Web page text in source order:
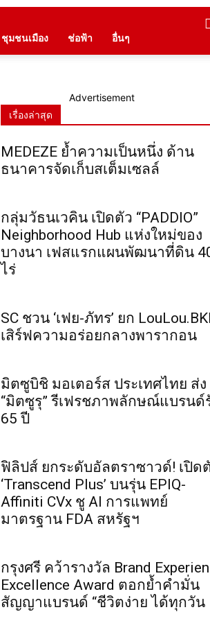
ชุมชนเมือง ช่อฟ้า อื่นๆ
Advertisement
เรื่องล่าสุด
MEDEZE ย้ำความเป็นหนึ่ง ด้าน
ธนาคารจัดเก็บสเต็มเซลล์
กลุ่มวัธนเวคิน เปิดตัว “PADDIO”
Neighborhood Hub แห่งใหม่ของ
บางนา เฟสแรกแผนพัฒนาที่ดิน
ไร่
SC ชวน ‘เฟย-ภัทร’ ยก
เสิร์ฟความอร่อยกลางพารากอน
มิตซูบิชิ มอเตอร์ส ประเทศไทย ส่ง
“มิตซูรุ” รีเฟรชภาพลักษณ์แบรนด์
65 ปี
ฟิลิปส์ ยกระดับอัลตราซาวด์! เปิด
‘Transcend Plus’ บนรุ่น EPIQ-
Affiniti CVx ชู AI การแพทย์
มาตรฐาน FDA สหรัฐฯ
กรุงศรี คว้ารางวัล Brand
Excellence Award ตอกย้ำคำมั่น
สัญญาแบรนด์ “ชีวิตง่าย ได้ทุกวัน